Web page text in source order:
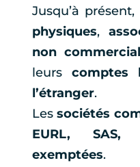
Jusqu’à
physiques,
non
leurs comptes
l’étranger.
Lessociétés
EURL, SAS,
exemptées.